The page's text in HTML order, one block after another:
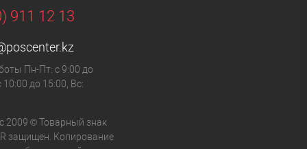
911 12 13
Пн-Пт: с 9:00 до
10:00 до 15:00, Вс:
2009 © Товарный знак
защищен. Копирование